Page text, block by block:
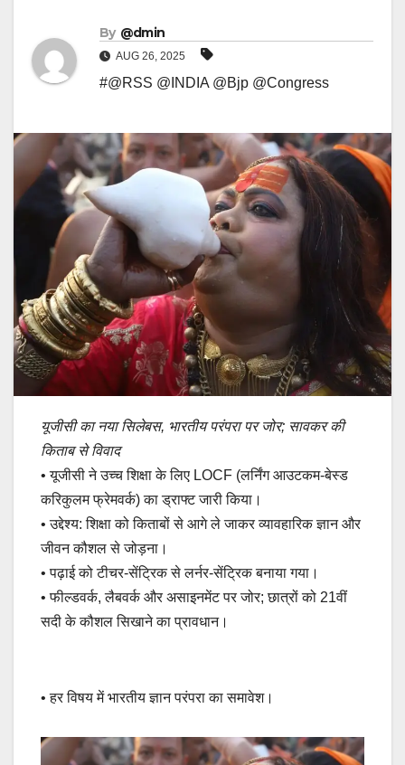
By @dmin
AUG 26, 2025
#@RSS @INDIA @Bjp @Congress
यूजीसी का नया सिलेबस, भारतीय परंपरा पर जोर; सावकर की
किताब से विवाद
• यूजीसी ने उच्च शिक्षा के लिए LOCF (लर्निंग आउटकम-बेस्ड
करिकुलम फ्रेमवर्क) का ड्राफ्ट जारी किया।
• उद्देश्य: शिक्षा को किताबों से आगे ले जाकर व्यावहारिक ज्ञान और
जीवन कौशल से जोड़ना।
• पढ़ाई को टीचर-सेंट्रिक से लर्नर-सेंट्रिक बनाया गया।
• फील्डवर्क, लैबवर्क और असाइनमेंट पर जोर; छात्रों को 21वीं
सदी के कौशल सिखाने का प्रावधान।
• हर विषय में भारतीय ज्ञान परंपरा का समावेश।